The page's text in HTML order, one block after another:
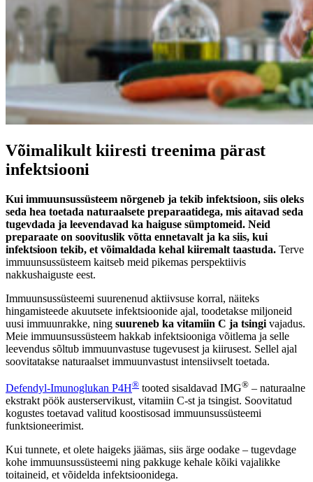
Võimalikult kiiresti treenima pärast
infektsiooni
Kui immuunsussüsteem nõrgeneb ja tekib infektsioon, siis oleks
seda hea toetada naturaalsete preparaatidega, mis aitavad seda
tugevdada ja leevendavad ka haiguse sümptomeid. Neid
preparaate on soovituslik võtta ennetavalt ja ka siis, kui
infektsioon tekib, et võimaldada kehal kiiremalt taastuda. Terve
immuunsussüsteem kaitseb meid pikemas perspektiivis
nakkushaiguste eest.
Immuunsussüsteemi suurenenud aktiivsuse korral, näiteks
hingamisteede akuutsete infektsioonide ajal, toodetakse miljoneid
uusi immuunrakke, ning suureneb ka vitamiin C ja tsingi vajadus.
Meie immuunsussüsteem hakkab infektsiooniga võitlema ja selle
leevendus sõltub immuunvastuse tugevusest ja kiirusest. Sellel ajal
soovitatakse naturaalset immuunvastust intensiivselt toetada.
Defendyl-Imunoglukan P4H® tooted sisaldavad IMG® – naturaalne
ekstrakt pöök austerservikust, vitamiin C-st ja tsingist. Soovitatud
kogustes toetavad valitud koostisosad immuunsussüsteemi
funktsioneerimist.
Kui tunnete, et olete haigeks jäämas, siis ärge oodake – tugevdage
kohe immuunsussüsteemi ning pakkuge kehale kõiki vajalikke
toitaineid, et võidelda infektsioonidega.